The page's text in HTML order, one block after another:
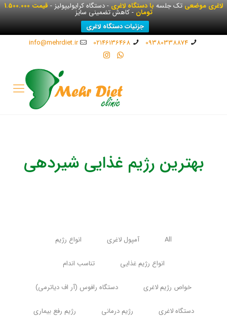
لاغری موضعیتک جلسهبا دستگاه لاغری- دستگاه کرایولیپولیز - قیمت 1.500.000
تومان- کاهش تضمینی سایز
جزئیات دستگاه لاغری
09380338874
02146136468
info@mehrdiet.ir
بهترین رژیم غذایی شیردهی
All آمپول لاغری انواع رژیم
انواع رژیم غذایی تناسب اندام
خواص رژیم لاغری دستگاه رافوس (آر اف دیاترمی)
دستگاه لاغری رژیم درمانی رژیم رفع بیماری